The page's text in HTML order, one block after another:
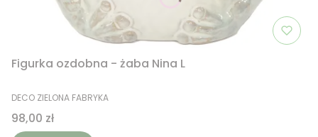
Figurka ozdobna - żaba Nina L
PRODUCENT
DECO ZIELONA FABRYKA
Cena
98,00 zł